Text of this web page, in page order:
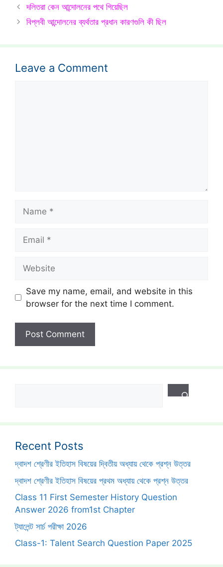
দলিতরা কেন আন্দোলনের পথে গিয়েছিল
বিপ্লবী আন্দোলনের ব্যর্থতার প্রধান কারণগুলি কী ছিল
Leave a Comment
Save my name, email, and website in this
browser for the next time I comment.
Recent Posts
দ্বাদশ শ্রেণীর ইতিহাস বিষয়ের দ্বিতীয় অধ্যায় থেকে প্রশ্ন উত্তর
দ্বাদশ শ্রেণীর ইতিহাস বিষয়ের প্রথম অধ্যায় থেকে প্রশ্ন উত্তর
Class 11 First Semester History Question
Answer 2026 from1st Chapter
ট্যালেন্ট সার্চ পরীক্ষা 2026
Class-1: Talent Search Question Paper 2025